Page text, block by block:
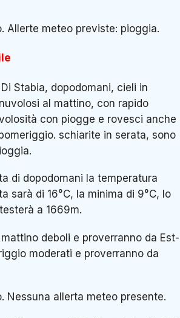
Allerte meteo previste: pioggia.
Stabia, dopodomani, cieli in
al mattino, con rapido
con piogge e rovesci anche
schiarite in serata, sono
di dopodomani la temperatura
sarà di 16°C, la minima di 9°C, lo
a 1669m.
deboli e proverranno da Est-
moderati e proverranno da
Nessuna allerta meteo presente.